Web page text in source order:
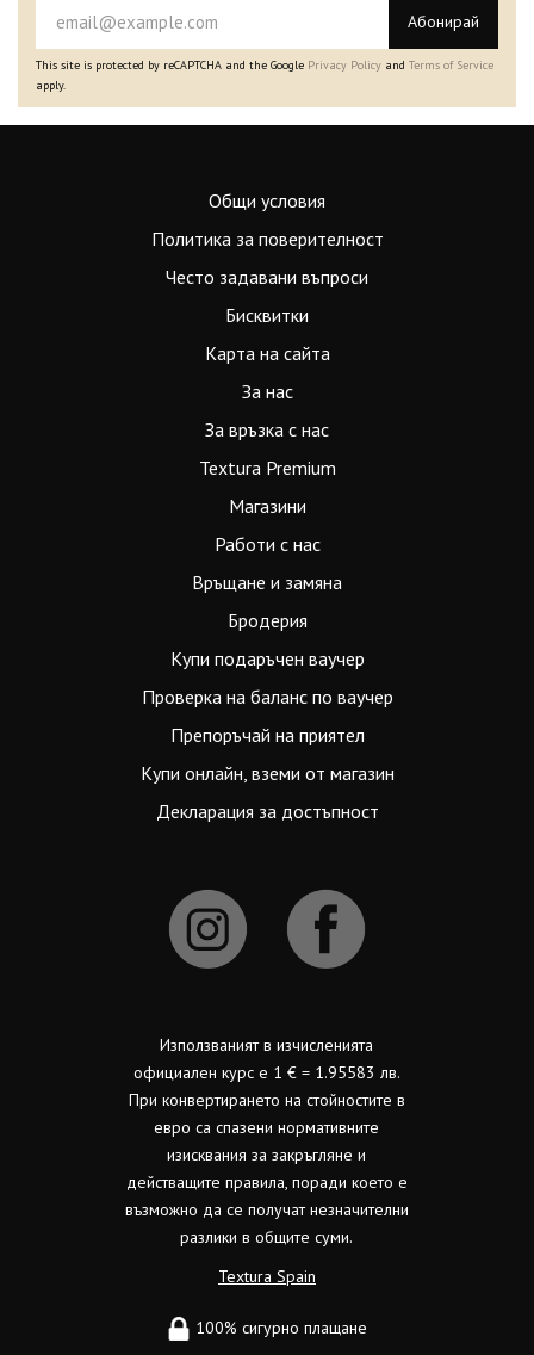
Абонирай
This site is protected by reCAPTCHA and the Google Privacy Policy and Terms of Service
apply.
Общи условия
Политика за поверителност
Често задавани въпроси
Бисквитки
Карта на сайта
За нас
За връзка с нас
Textura Premium
Магазини
Работи с нас
Връщане и замяна
Бродерия
Купи подаръчен ваучер
Проверка на баланс по ваучер
Препоръчай на приятел
Купи онлайн, вземи от магазин
Декларация за достъпност
Използваният в изчисленията
официален курс е 1 € = 1.95583 лв.
При конвертирането на стойностите в
евро са спазени нормативните
изисквания за закръгляне и
действащите правила, поради което е
възможно да се получат незначителни
разлики в общите суми.
Textura Spain
100% сигурно плащане